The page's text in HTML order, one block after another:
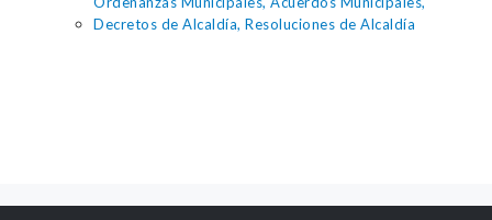
Decretos de Alcaldía, Resoluciones de Alcaldía